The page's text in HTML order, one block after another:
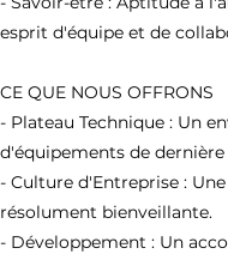
esprit d'équipe et de
CE QUE NOUS OFFRONS
- Plateau Technique : Un
d'équipements de
- Culture d'Entreprise :
résolument bienveillante.
- Développement : Un